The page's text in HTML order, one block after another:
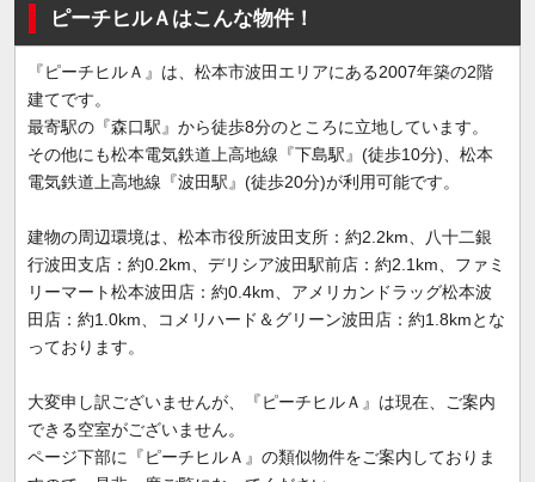
ピーチヒルＡはこんな物件！
『ピーチヒルＡ』は、松本市波田エリアにある2007年築の2階
建てです。
最寄駅の『森口駅』から徒歩8分のところに立地しています。
その他にも松本電気鉄道上高地線『下島駅』(徒歩10分)、松本
電気鉄道上高地線『波田駅』(徒歩20分)が利用可能です。
建物の周辺環境は、松本市役所波田支所：約2.2km、八十二銀
行波田支店：約0.2km、デリシア波田駅前店：約2.1km、ファミ
リーマート松本波田店：約0.4km、アメリカンドラッグ松本波
田店：約1.0km、コメリハード＆グリーン波田店：約1.8kmとな
っております。
大変申し訳ございませんが、『ピーチヒルＡ』は現在、ご案内
できる空室がございません。
ページ下部に『ピーチヒルＡ』の類似物件をご案内しておりま